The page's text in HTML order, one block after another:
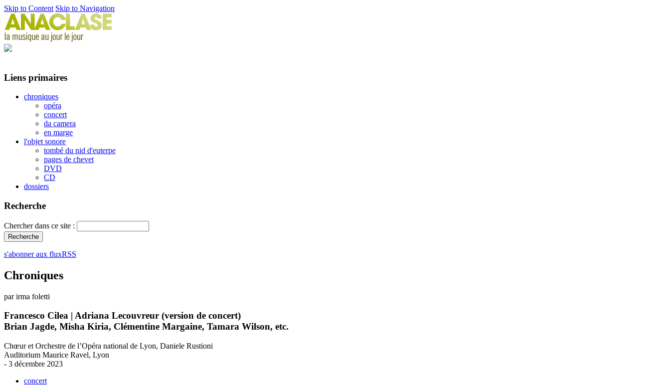
Skip to Content Skip to Navigation
Liens primaires
chroniques
opéra
concert
da camera
en marge
l'objet sonore
tombé du nid d'euterpe
pages de chevet
DVD
CD
dossiers
Recherche
Chercher dans ce site :
s'abonner aux fluxRSS
Chroniques
par irma foletti
Francesco Cilea | Adriana Lecouvreur (version de concert)
Brian Jagde, Misha Kiria, Clémentine Margaine, Tamara Wilson, etc.
Chœur et Orchestre de l’Opéra national de Lyon, Daniele Rustioni
Auditorium Maurice Ravel, Lyon
- 3 décembre 2023
concert